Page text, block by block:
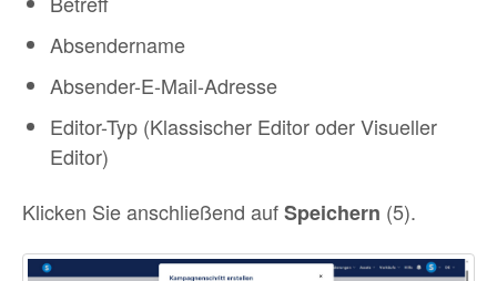
Absendername
Absender-E-Mail-Adresse
Editor-Typ (Klassischer Editor oder Visueller
Editor)
Klicken Sie anschließend aufSpeichern (5).